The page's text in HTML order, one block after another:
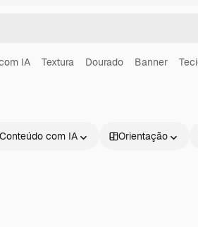
IA Textura Dourado Banner
Conteúdo com IA Orientação